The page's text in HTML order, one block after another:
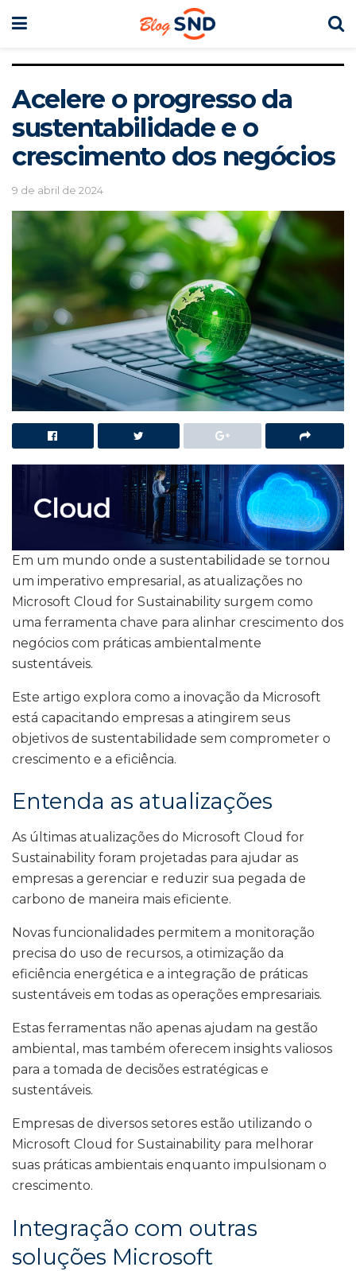
Acelere o progresso da
sustentabilidade e o
crescimento dos negócios
9 de abril de 2024
Em um mundo onde a sustentabilidade se tornou
um imperativo empresarial, as atualizações no
Microsoft Cloud for Sustainability surgem como
uma ferramenta chave para alinhar crescimento dos
negócios com práticas ambientalmente
sustentáveis.
Este artigo explora como a inovação da Microsoft
está capacitando empresas a atingirem seus
objetivos de sustentabilidade sem comprometer o
crescimento e a eficiência.
Entenda as atualizações
As últimas atualizações do Microsoft Cloud for
Sustainability foram projetadas para ajudar as
empresas a gerenciar e reduzir sua pegada de
carbono de maneira mais eficiente.
Novas funcionalidades permitem a monitoração
precisa do uso de recursos, a otimização da
eficiência energética e a integração de práticas
sustentáveis em todas as operações empresariais.
Estas ferramentas não apenas ajudam na gestão
ambiental, mas também oferecem insights valiosos
para a tomada de decisões estratégicas e
sustentáveis.
Empresas de diversos setores estão utilizando o
Microsoft Cloud for Sustainability para melhorar
suas práticas ambientais enquanto impulsionam o
crescimento.
Integração com outras
soluções Microsoft